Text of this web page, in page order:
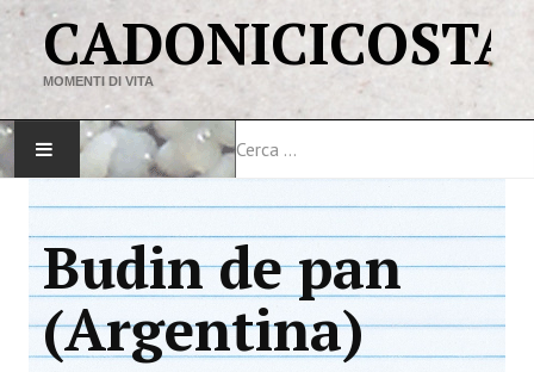
CADONICICOSTA
MOMENTI DI VITA
HOME
MAPPA DEL SITO
VIAGGI
Budin de pan
(Argentina)